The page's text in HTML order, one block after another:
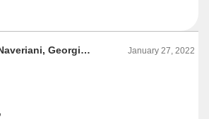
Ekaterine Naveriani, Georgian National Competition Agency January 27, 2022